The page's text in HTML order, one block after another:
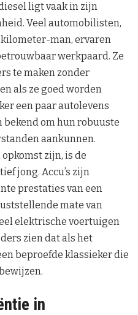
ligt vaak in zijn
Veel automobilisten,
man, ervaren
werkpaard. Ze
te maken zonder
als ze goed worden
een paar autolevens
bekend om hun robuuste
aankunnen.
zijn, is de
jong. Accu’s zijn
prestaties van een
mate van
elektrische voertuigen
zien dat als het
beproefde klassieker die
in